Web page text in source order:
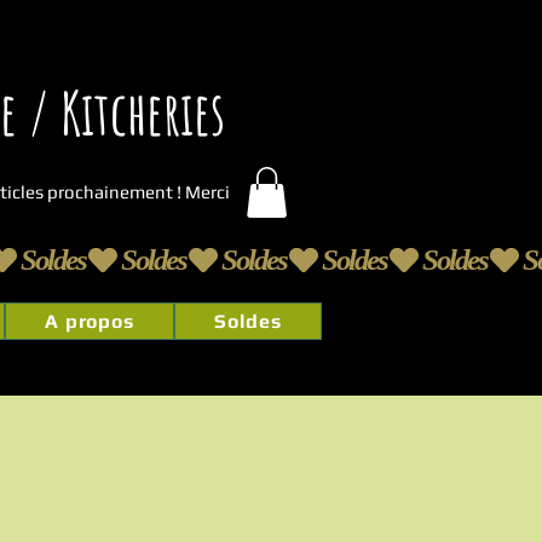
/ Kitcheries
prochainement ! Merci
A propos Soldes